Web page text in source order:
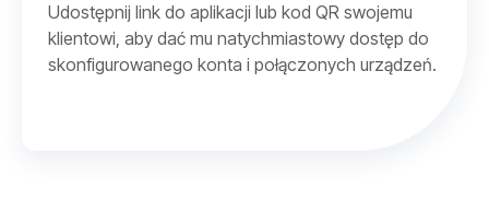
Udostępnij link do aplikacji lub kod QR swojemu
klientowi, aby dać mu natychmiastowy dostęp do
skonfigurowanego konta i połączonych urządzeń.